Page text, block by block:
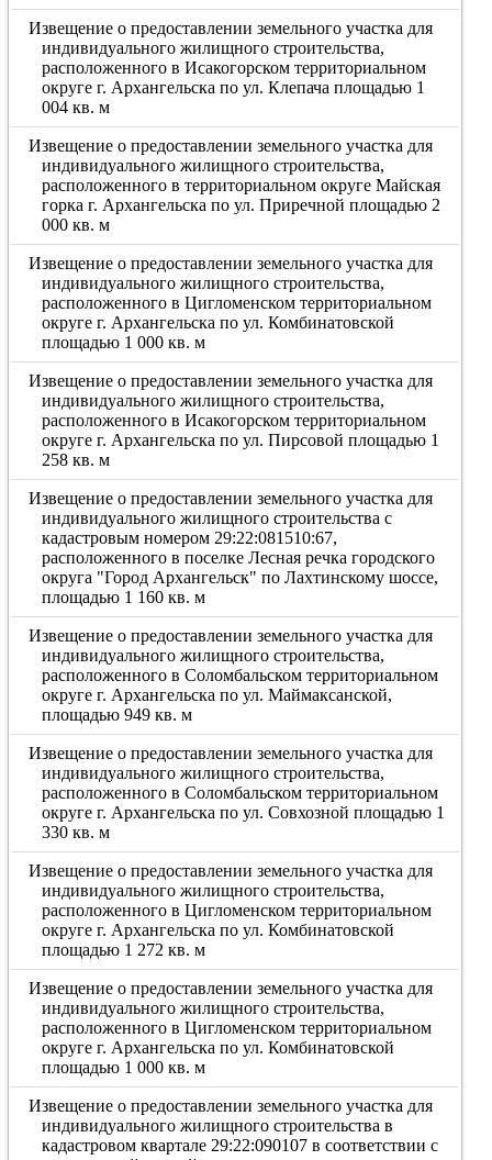
Извещение о предоставлении земельного участка для
индивидуального жилищного строительства,
расположенного в Исакогорском территориальном
округе г. Архангельска по ул. Клепача площадью 1
004 кв. м
Извещение о предоставлении земельного участка для
индивидуального жилищного строительства,
расположенного в территориальном округе Майская
горка г. Архангельска по ул. Приречной площадью 2
000 кв. м
Извещение о предоставлении земельного участка для
индивидуального жилищного строительства,
расположенного в Цигломенском территориальном
округе г. Архангельска по ул. Комбинатовской
площадью 1 000 кв. м
Извещение о предоставлении земельного участка для
индивидуального жилищного строительства,
расположенного в Исакогорском территориальном
округе г. Архангельска по ул. Пирсовой площадью 1
258 кв. м
Извещение о предоставлении земельного участка для
индивидуального жилищного строительства с
кадастровым номером 29:22:081510:67,
расположенного в поселке Лесная речка городского
округа "Город Архангельск" по Лахтинскому шоссе,
площадью 1 160 кв. м
Извещение о предоставлении земельного участка для
индивидуального жилищного строительства,
расположенного в Соломбальском территориальном
округе г. Архангельска по ул. Маймаксанской,
площадью 949 кв. м
Извещение о предоставлении земельного участка для
индивидуального жилищного строительства,
расположенного в Соломбальском территориальном
округе г. Архангельска по ул. Совхозной площадью 1
330 кв. м
Извещение о предоставлении земельного участка для
индивидуального жилищного строительства,
расположенного в Цигломенском территориальном
округе г. Архангельска по ул. Комбинатовской
площадью 1 272 кв. м
Извещение о предоставлении земельного участка для
индивидуального жилищного строительства,
расположенного в Цигломенском территориальном
округе г. Архангельска по ул. Комбинатовской
площадью 1 000 кв. м
Извещение о предоставлении земельного участка для
индивидуального жилищного строительства в
кадастровом квартале 29:22:090107 в соответствии с